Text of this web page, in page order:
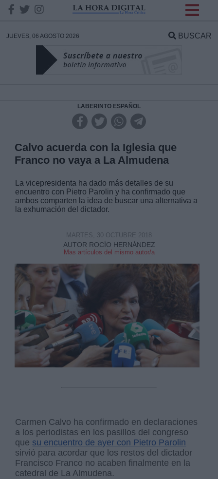
JUEVES, 06 AGOSTO 2026 BUSCAR
LABERINTO ESPAÑOL
Calvo acuerda con la Iglesia que
Franco no vaya a La Almudena
La vicepresidenta ha dado más detalles de su
encuentro con Pietro Parolin y ha confirmado que
ambos comparten la idea de buscar una alternativa a
la exhumación del dictador.
AUTOR ROCÍO HERNÁNDEZ
Mas artículos del mismo autor/a
MARTES, 30 OCTUBRE 2018
Carmen Calvo ha confirmado en declaraciones
a los periodistas en los pasillos del congreso
que su encuentro de ayer con Pietro Parolin
sirvió para acordar que los restos del dictador
Francisco Franco no acaben finalmente en la
catedral de La Almudena.
DATOS
Responsable:
Destinatarios:
Derechos:
Información adicional